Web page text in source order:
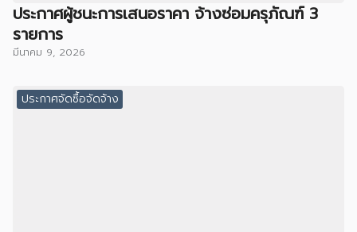
ประกาศผู้ชนะการเสนอราคา จ้างซ่อมครุภัณฑ์ 3
รายการ
มีนาคม 9, 2026
ประกาศจัดซื้อจัดจ้าง